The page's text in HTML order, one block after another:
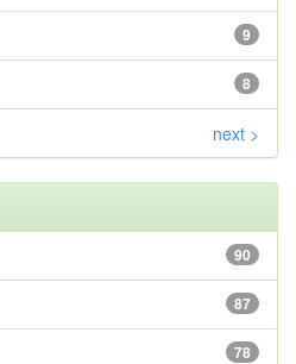
9
8
next >
90
87
78